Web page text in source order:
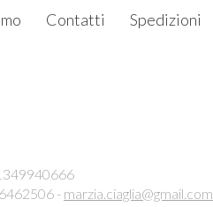
Contatti Spedizioni
- marzia.ciaglia@gmail.com